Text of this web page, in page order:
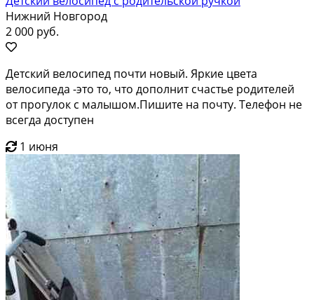
Нижний Новгород
2 000 руб.
Детский велосипед почти новый. Яркие цвета
велосипеда -это то, что дополнит счастье родителей
от прогулок с малышом.Пишите на почту. Телефон не
всегда доступен
1 июня